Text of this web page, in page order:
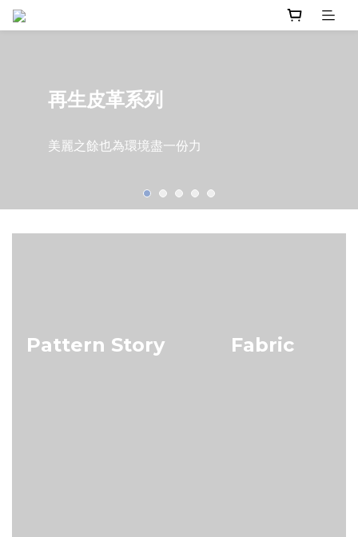
再生皮革系列
美麗之餘也為環境盡一份力
Pattern Story Fabric